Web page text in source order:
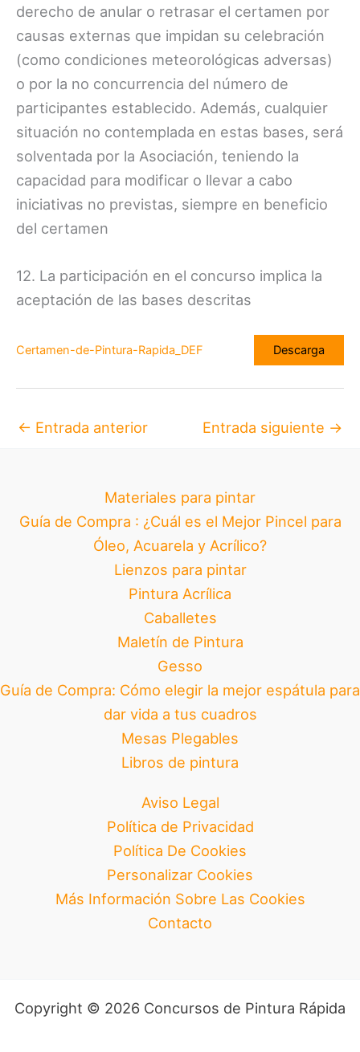
derecho de anular o retrasar el certamen por
causas externas que impidan su celebración
(como condiciones meteorológicas adversas)
o por la no concurrencia del número de
participantes establecido. Además, cualquier
situación no contemplada en estas bases, será
solventada por la Asociación, teniendo la
capacidad para modificar o llevar a cabo
iniciativas no previstas, siempre en beneficio
del certamen
12. La participación en el concurso implica la
aceptación de las bases descritas
Certamen-de-Pintura-Rapida_DEF Descarga
← Entrada anterior Entrada siguiente →
Materiales para pintar
Guía de Compra : ¿Cuál es el Mejor Pincel para
Óleo, Acuarela y Acrílico?
Lienzos para pintar
Pintura Acrílica
Caballetes
Maletín de Pintura
Gesso
Guía de Compra: Cómo elegir la mejor espátula para
dar vida a tus cuadros
Mesas Plegables
Libros de pintura
Aviso Legal
Política de Privacidad
Política De Cookies
Personalizar Cookies
Más Información Sobre Las Cookies
Contacto
Copyright © 2026 Concursos de Pintura Rápida